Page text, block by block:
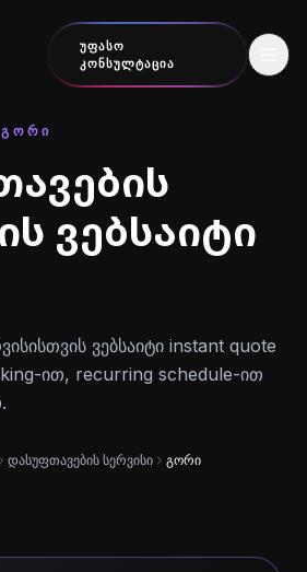
ᲣᲤᲐᲡᲝ
ᲙᲝᲜᲡᲣᲚᲢᲐᲪᲘᲐ
ვებსაიტი
ვებსაიტი instant quote
ით, recurring schedule-ით
დასუფთავების სერვისი გორი